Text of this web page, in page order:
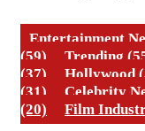
Entertainment
(59)
Trending
(37)
Hollywood
(31)
Celebrity
(20)
Film